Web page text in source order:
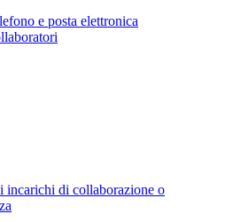
e posta elettronica
incarichi di collaborazione o